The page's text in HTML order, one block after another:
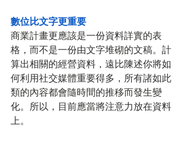
數位比文字更重要
商業計畫更應該是一份資料詳實的表
格，而不是一份由文字堆砌的文稿。計
算出相關的經營資料，遠比陳述你將如
何利用社交媒體重要得多，所有諸如此
類的內容都會隨時間的推移而發生變
化。所以，目前應當將注意力放在資料
上。